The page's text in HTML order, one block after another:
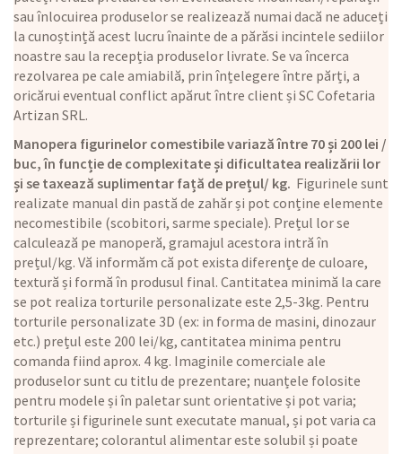
sau înlocuirea produselor se realizează numai dacă ne aduceți
la cunoștință acest lucru înainte de a părăsi incintele sediilor
noastre sau la recepția produselor livrate. Se va încerca
rezolvarea pe cale amiabilă, prin înțelegere între părți, a
oricărui eventual conflict apărut între client și SC Cofetaria
Artizan SRL.
Manopera figurinelor comestibile variază între 70 și 200 lei /
buc, în funcție de complexitate și dificultatea realizării lor
și se taxează suplimentar față de prețul/ kg. Figurinele sunt
realizate manual din pastă de zahăr și pot conține elemente
necomestibile (scobitori, sarme speciale). Prețul lor se
calculează pe manoperă, gramajul acestora intră în
prețul/kg. Vă informăm că pot exista diferențe de culoare,
textură și formă în produsul final. Cantitatea minimă la care
se pot realiza torturile personalizate este 2,5-3kg. Pentru
torturile personalizate 3D (ex: in forma de masini, dinozaur
etc.) prețul este 200 lei/kg, cantitatea minima pentru
comanda fiind aprox. 4 kg. Imaginile comerciale ale
produselor sunt cu titlu de prezentare; nuanțele folosite
pentru modele și în paletar sunt orientative și pot varia;
torturile și figurinele sunt executate manual, și pot varia ca
reprezentare; colorantul alimentar este solubil și poate